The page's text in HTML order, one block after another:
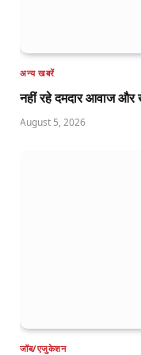
अन्य खबरें
नहीं रहे दमदार आवाज और
August 5, 2026
जॉब/एजुकेशन